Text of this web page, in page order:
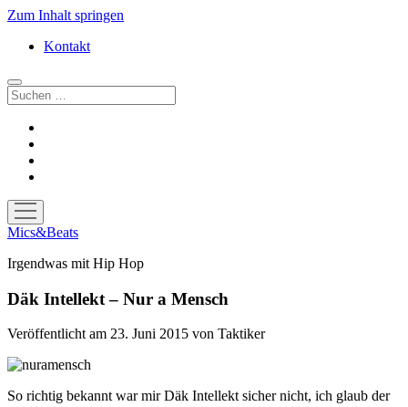
Zum Inhalt springen
Kontakt
Suchen
Menü
öffnen
Mics&Beats
Irgendwas mit Hip Hop
Däk Intellekt – Nur a Mensch
Veröffentlicht am 23. Juni 2015 von Taktiker
So richtig bekannt war mir Däk Intellekt sicher nicht, ich glaub der